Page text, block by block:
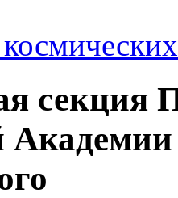
секция